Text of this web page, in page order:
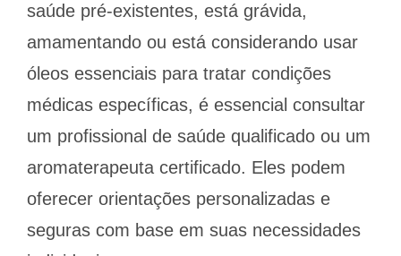
saúde pré-existentes, está grávida,
amamentando ou está considerando usar
óleos essenciais para tratar condições
médicas específicas, é essencial consultar
um profissional de saúde qualificado ou um
aromaterapeuta certificado. Eles podem
oferecer orientações personalizadas e
seguras com base em suas necessidades